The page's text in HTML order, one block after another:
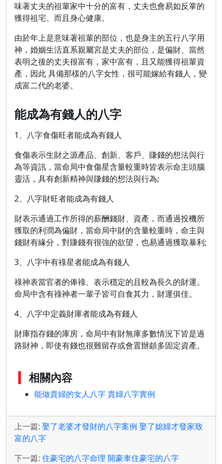
味著丈夫的祖輩家中十分的富有，丈夫也會易如反掌的
獲得祖宅、而且身心健康。
由於年上是意味著祖輩的部位，也是身主的五行八字用
神，婚姻生活直系親屬宮是丈夫的部位，是偏財、當然
表明之後的丈夫很富有，家中富有，且又能獲得祖輩資
產，因此 具備那樣的八字女性，很可能嫁給有錢人，變
成富二代的老婆。
能成為有錢人的八字
1、八字食傷旺者能成為有錢人
食傷表示生財之源產品、創新、客戶、賺錢的想法與行
為等資訊，當命局中食傷星含量較重時皆表示命主頭腦
靈活，具有創新精神與賺錢的想法與行為;
2、八字財旺者能成為有錢人
財表示通過工作所得的薪酬錢財、資產，而通過投機所
獲取的利潤為偏財，當命局中財的含量較重時，命主與
錢財有緣分，對賺錢有很強的欲望，也易通過獲取暴利;
3、八字中有祿星者能成為有錢人
祿神表當官者的俸祿、表示穩定的且較為長久的財運。
命局中含有祿神者一輩子皆可自食其力，財運俱佳。
4、八字中定義財庫者能成為有錢人
財庫指存錢的庫房，命局中有財無庫多數情況下皆是過
路財神，即使有錢也很難留存或會置辦頗多固定資產。
相關內容
能做貴婦的女人八字 貴婦八字實例
上一篇: 娶了老婆才發財的八字案例 娶了媳婦才發家致
富的八字
下一篇: 住豪宅的八字命理 開豪車住豪宅的八字